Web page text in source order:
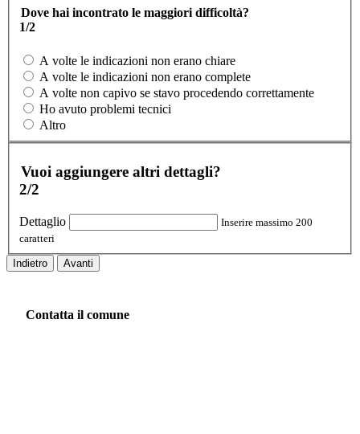
Dove hai incontrato le maggiori difficoltà?
1/2
A volte le indicazioni non erano chiare
A volte le indicazioni non erano complete
A volte non capivo se stavo procedendo correttamente
Ho avuto problemi tecnici
Altro
Vuoi aggiungere altri dettagli?
2/2
Dettaglio
Inserire massimo 200
caratteri
Indietro Avanti
Contatta il comune